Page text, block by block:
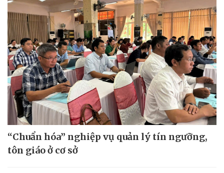
“Chuẩn hóa” nghiệp vụ quản lý tín ngưỡng,
tôn giáo ở cơ sở